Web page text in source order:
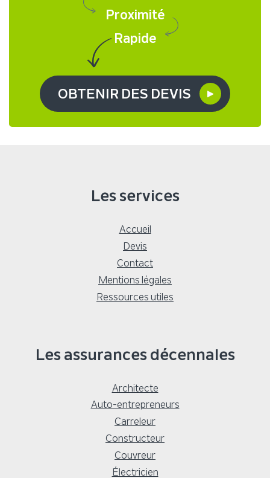
Proximité
Rapide
OBTENIR DES DEVIS
Les services
Accueil
Devis
Contact
Mentions légales
Ressources utiles
Les assurances décennales
Architecte
Auto-entrepreneurs
Carreleur
Constructeur
Couvreur
Électricien